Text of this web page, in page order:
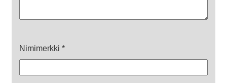
Nimimerkki *